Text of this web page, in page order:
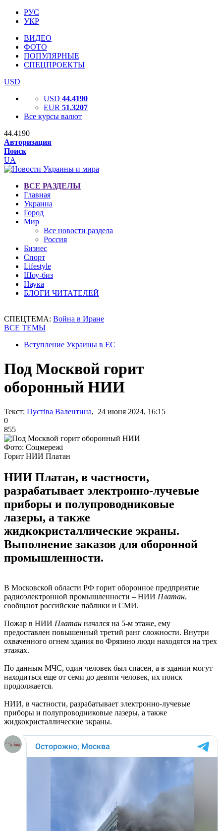
РУС
УКР
ВИДЕО
ФОТО
ПОПУЛЯРНЫЕ
СПЕЦПРОЕКТЫ
USD
USD 44.4190
EUR 51.3207
Все курсы валют
44.4190
Авторизация
Поиск
UA
ВСЕ РАЗДЕЛЫ
Главная
Украина
Город
Мир
Все новости раздела
Россия
Бизнес
Спорт
Lifestyle
Шоу-биз
Наука
БЛОГИ ЧИТАТЕЛЕЙ
СПЕЦТЕМА: Война в Иране
ВСЕ ТЕМЫ
Вступление Украины в ЕС
Под Москвой горит
оборонный НИИ
Текст: Пустіва Валентина, 24 июня 2024, 16:15
0
855
Фото: Соцмережі
Горит НИИ Платан
НИИ Платан, в частности,
разрабатывает электронно-лучевые
приборы и полупроводниковые
лазеры, а также
жидкокристаллические экраны.
Выполнение заказов для оборонной
промышленности.
В Московской области РФ горит оборонное предприятие
радиоэлектронной промышленности – НИИ Платан,
сообщают российские паблики и СМИ.
Пожар в НИИ Платан начался на 5-м этаже, ему
предоставлен повышенный третий ранг сложности. Внутри
охваченного огнем здания во Фрязино люди находятся на трех
этажах.
По данным МЧС, один человек был спасен, а в здании могут
находиться еще от семи до девяти человек, их поиск
продолжается.
НИИ, в частности, разрабатывает электронно-лучевые
приборы и полупроводниковые лазеры, а также
жидкокристаллические экраны.